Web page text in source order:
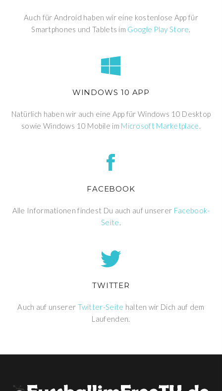
Auch für Android haben wir eine kostenlose App für
Smartphones und Tablets im Google Play Store.
WINDOWS 10 APP
Natürlich haben wir auch eine App für Windows 10 Desktop
sowie Windows 10 Mobile im Microsoft Marketplace.
FACEBOOK
Alle Informationen findest Du auch auf unserer Facebook-
Seite.
TWITTER
Auch auf unserer Twitter-Seite halten wir Dich auf dem
Laufenden.